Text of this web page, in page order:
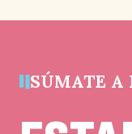
debe
SÚMATE A